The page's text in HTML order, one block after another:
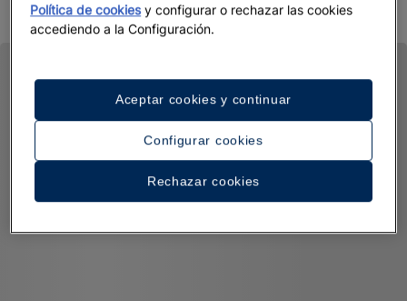
Política de cookiesy configurar o rechazar las cookies
accediendo a la Configuración.
Configurar cookies
Rechazar cookies
Aceptar cookies y continuar